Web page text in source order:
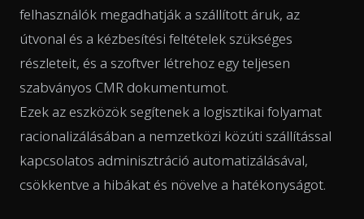
felhasználók megadhatják a szállított áruk, az
útvonal és a kézbesítési feltételek szükséges
részleteit, és a szoftver létrehoz egy teljesen
szabványos CMR dokumentumot.
Ezek az eszközök segítenek a logisztikai folyamat
racionalizálásában a nemzetközi közúti szállítással
kapcsolatos adminisztráció automatizálásával,
csökkentve a hibákat és növelve a hatékonyságot.